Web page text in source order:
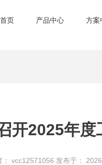
首页 产品中心 方案
开2025年
： vcc12571056 发布于：